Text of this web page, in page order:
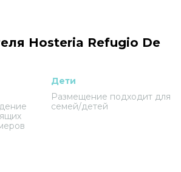
Hosteria Refugio De
Дети
Размещение подходит для
семей/детей